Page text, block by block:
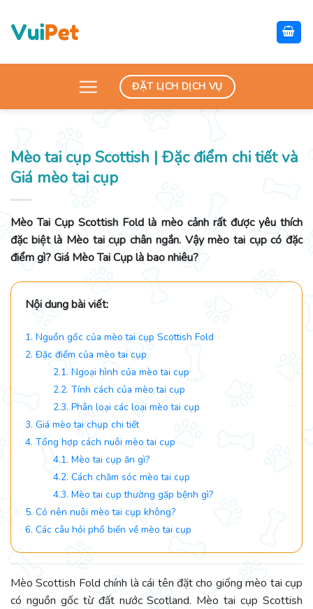
content
ĐẶT LỊCH DỊCH VỤ
Mèo tai cụp Scottish | Đặc điểm chi tiết và
Giá mèo tai cụp
Mèo Tai Cụp Scottish Fold là mèo cảnh rất được yêu thích
đặc biệt là Mèo tai cụp chân ngắn. Vậy mèo tai cụp có đặc
điểm gì? Giá Mèo Tai Cụp là bao nhiêu?
Nội dung bài viết:
1. Nguồn gốc của mèo tai cụp Scottish Fold
2. Đặc điểm của mèo tai cụp
2.1. Ngoại hình của mèo tai cụp
2.2. Tính cách của mèo tai cụp
2.3. Phân loại các loại mèo tai cụp
3. Giá mèo tai chụp chi tiết
4. Tổng hợp cách nuôi mèo tai cụp
4.1. Mèo tai cụp ăn gì?
4.2. Cách chăm sóc mèo tai cụp
4.3. Mèo tai cụp thường gặp bệnh gì?
5. Có nên nuôi mèo tai cụp không?
6. Các câu hỏi phổ biến về mèo tai cụp
Mèo Scottish Fold chính là cái tên đặt cho giống mèo tai cụp
có nguồn gốc từ đất nước Scotland. Mèo tai cụp Scottish